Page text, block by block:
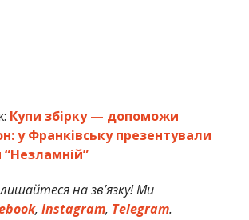
Купи збірку — допоможи
у Франківську презентували
на зв’язку! Ми
, Instagram, Telegram.